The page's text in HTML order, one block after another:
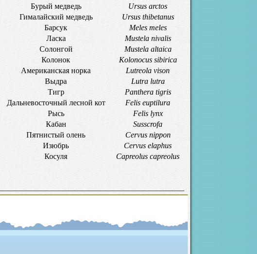
Бурый медведь
Ursus arctos
Гималайский медведь
Ursus thibetanus
Барсук
Meles meles
Ласка
Mustela nivalis
Солонгой
Mustela altaica
Колонок
Kolonocus sibirica
Американская норка
Lutreola vison
Выдра
Lutra lutra
Тигр
Panthera tigris
Дальневосточный лесной кот
Felis euptilura
Рысь
Felis lynx
Кабан
Susscrofa
Пятнистый олень
Cervus nippon
Изюбрь
Cervus elaphus
Косуля Capreolus capreolus